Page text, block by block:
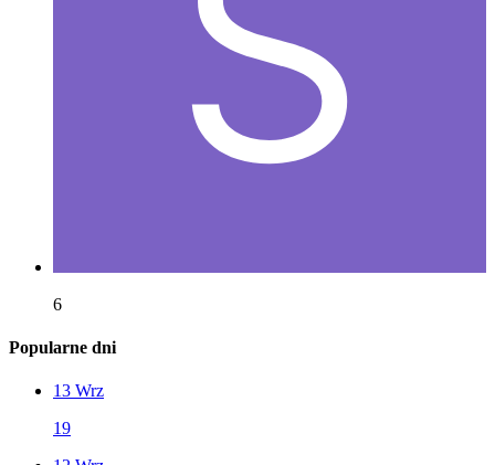
6
Popularne dni
13 Wrz
19